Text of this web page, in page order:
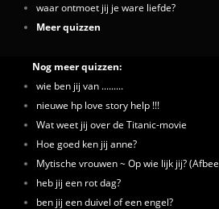
waar ontmoet jij je ware liefde?
Meer quizzen
Nog meer quizzen:
wie ben jij van .........
nieuwe hp love story help !!!
Wat weet jij over de Titanic-movie
Hoe goed ken jij anne?
Mytische vrouwen ~ Op wie lijk jij?
heb jij een rot dag?
ben jij een duivel of een engel?